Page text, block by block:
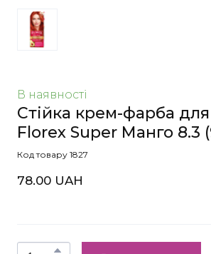
В наявності
Стійка крем-фарба
Florex Super Манго 8.3
Код товару 1827
78.00 UAH